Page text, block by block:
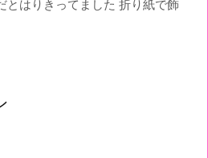
とはりきってました 折り紙で飾